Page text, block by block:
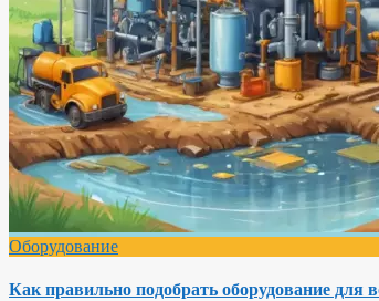
Оборудование
Как правильно подобрать оборудование для